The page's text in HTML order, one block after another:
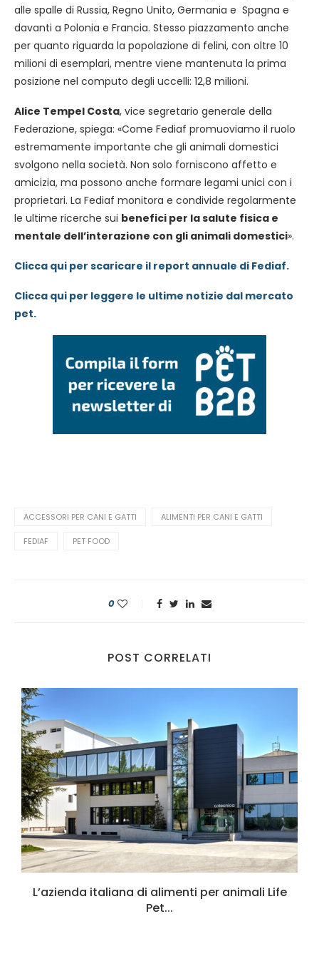
alle spalle di Russia, Regno Unito, Germania e Spagna e
davanti a Polonia e Francia. Stesso piazzamento anche
per quanto riguarda la popolazione di felini, con oltre 10
milioni di esemplari, mentre viene mantenuta la prima
posizione nel computo degli uccelli: 12,8 milioni.
Alice Tempel Costa, vice segretario generale della
Federazione, spiega: «Come Fediaf promuoviamo il ruolo
estremamente importante che gli animali domestici
svolgono nella società. Non solo forniscono affetto e
amicizia, ma possono anche formare legami unici con i
proprietari. La Fediaf monitora e condivide regolarmente
le ultime ricerche sui benefici per la salute fisica e
mentale dell’interazione con gli animali domestici».
Clicca qui per scaricare il report annuale di Fediaf.
Clicca qui per leggere le ultime notizie dal mercato
pet.
ACCESSORI PER CANI E GATTI ALIMENTI PER CANI E GATTI
FEDIAF PET FOOD
0
POST CORRELATI
L’azienda italiana di alimenti per animali Life
Pet...